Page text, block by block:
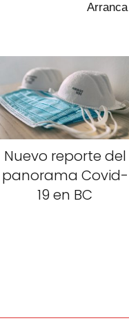
Nuevo reporte del
panorama Covid-
19 en BC